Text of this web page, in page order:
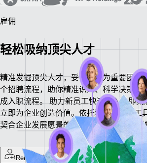
雇佣
轻松吸纳顶尖人才
精准发掘顶尖人才，妥善吸纳为重要团队
个招聘流程，助你精准识人、科学决策、
成入职流程。
助力新员工快速融入、即
立即为企业创造价值。依托我们丰富的工
契合企业发展愿景的团队，驱动业务稳步
Remote 人才招募